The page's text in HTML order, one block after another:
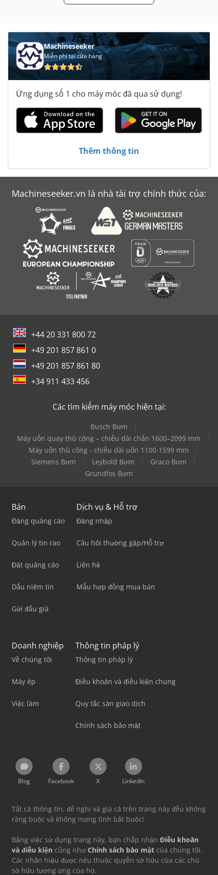
Máy Tính Di Động Nội
Machineseeker
Miễn phí tại cửa hàng
Ứng dụng số 1 cho máy móc đã qua sử dụng!
Thêm thông tin
Machineseeker.vn là nhà tài trợ chính thức của:
+44 20 331 800 72
+49 201 857 861 0
+49 201 857 861 80
+34 911 433 456
Các tìm kiếm máy móc hiện tại:
Busch Bơm
Máy uốn quay thủ công – chiều dài chấn 1600–2099 mm
Máy uốn thủ công - chiều dài uốn 1100-1599 mm
Siemens Bơm
Leybold Bơm
Graco Bơm
Grundfos Bơm
Bán
Đăng quảng cáo
Quản lý tin rao
Đặt quảng cáo
Dấu niêm tin
Gửi đấu giá
Dịch vụ & Hỗ trợ
Đăng nhập
Câu hỏi thường gặp/Hỗ trợ
Liên hệ
Mẫu hợp đồng mua bán
Doanh nghiệp
Về chúng tôi
Máy ép
Việc làm
Thông tin pháp lý
Thông tin pháp lý
Điều khoản và điều kiện chung
Quy tắc sàn giao dịch
Chính sách bảo mật
Blog Facebook X LinkedIn
Tất cả thông tin, đề nghị và giá cả trên trang này đều không
ràng buộc và không mang tính bắt buộc!
Bằng việc sử dụng trang này, bạn chấp nhận Điều khoản
và điều kiện cũng như Chính sách bảo mật của chúng tôi.
Các nhãn hiệu được nêu thuộc quyền sở hữu của các chủ
sở hữu tương ứng của họ.